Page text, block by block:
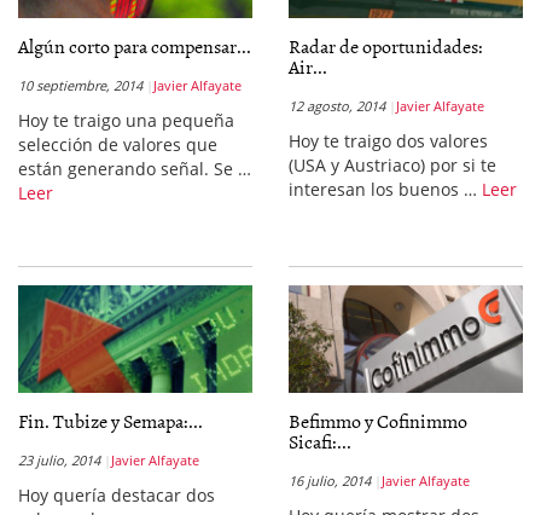
Algún corto para compensar...
10 septiembre, 2014 Javier Alfayate
Hoy te traigo una pequeña
selección de valores que
están generando señal. Se …
Leer
Radar de oportunidades:
Air...
12 agosto, 2014 Javier Alfayate
Hoy te traigo dos valores
(USA y Austriaco) por si te
interesan los buenos … Leer
Fin. Tubize y Semapa:...
23 julio, 2014 Javier Alfayate
Hoy quería destacar dos
Befimmo y Cofinimmo
Sicafi:...
16 julio, 2014 Javier Alfayate